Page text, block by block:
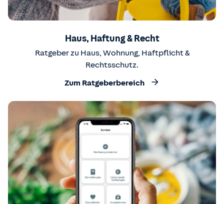
Haus, Haftung & Recht
Ratgeber zu Haus, Wohnung, Haftpflicht &
Rechtsschutz.
Zum Ratgeberbereich